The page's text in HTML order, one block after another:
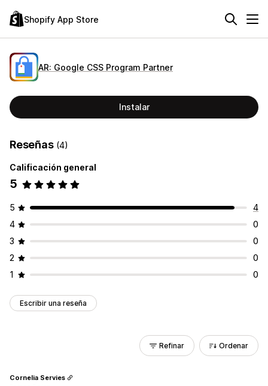
Shopify App Store
AR: Google CSS Program Partner
Instalar
Reseñas (4)
Calificación general
5
5
4
4
0
3
0
2
0
1
0
Escribir una reseña
Refinar Ordenar
Cornelia Servies